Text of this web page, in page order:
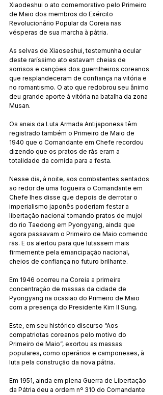
Xiaodeshui o ato comemorativo pelo Primeiro
de Maio dos membros do Exército
Revolucionário Popular da Coreia nas
vésperas de sua marcha à pátria.
As selvas de Xiaoseshui, testemunha ocular
deste raríssimo ato estavam cheias de
sorrisos e canções dos guerrilheiros coreanos
que resplandeceram de confiança na vitória e
no romantismo. O ato que redobrou seu ânimo
deu grande aporte à vitória na batalha da zona
Musan.
Os anais da Luta Armada Antijaponesa têm
registrado também o Primeiro de Maio de
1940 que o Comandante em Chefe recordou
dizendo que os pratos de rãs eram a
totalidade da comida para a festa.
Nesse dia, à noite, aos combatentes sentados
ao redor de uma fogueira o Comandante em
Chefe lhes disse que depois de derrotar o
imperialismo japonês poderiam festar a
libertação nacional tomando pratos de mujol
do rio Taedong em Pyongyang, ainda que
agora passavam o Primeiro de Maio comendo
rãs. E os alertou para que lutassem mais
firmemente pela emancipação nacional,
cheios de confiança no futuro brilhante.
Em 1946 ocorreu na Coreia a primeira
concentração de massas da cidade de
Pyongyang na ocasião do Primeiro de Maio
com a presença do Presidente Kim Il Sung.
Este, em seu histórico discurso “Aos
compatriotas coreanos pelo motivo do
Primeiro de Maio”, exortou as massas
populares, como operários e camponeses, à
luta pela construção da nova pátria.
Em 1951, ainda em plena Guerra de Libertação
da Pátria deu a ordem nº 310 do Comandante